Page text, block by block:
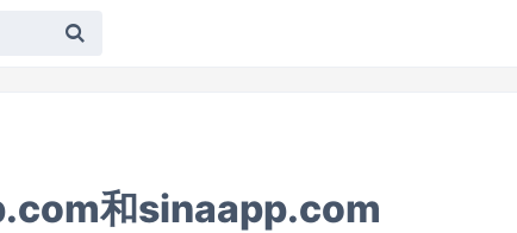
和sinaapp.com